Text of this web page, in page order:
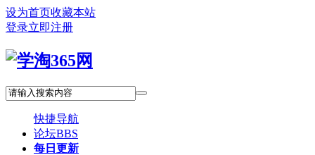
设为首页收藏本站
登录立即注册
快捷导航
论坛BBS
每日更新